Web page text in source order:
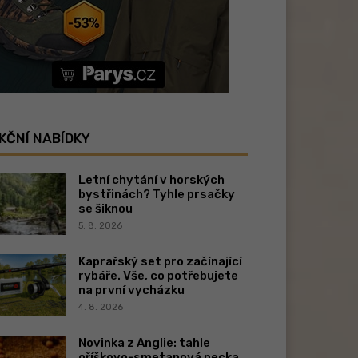
NABÍDKY
Letní chytání v horských
bystřinách? Tyhle prsačky
se šiknou
5. 8. 2026
Kaprařský set pro začínající
rybáře. Vše, co potřebujete
na první vycházku
4. 8. 2026
Novinka z Anglie: tahle